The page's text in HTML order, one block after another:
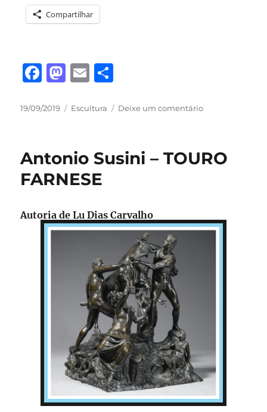
Compartilhar
F
c
b
o
o
k
M
st
d
o
n
E
ai a
Publicado
19/09/2019 Categorias
Escultura Deixe um comentárioem
SÁTIRO
Antonio Susini – TOURO
FARNESE
Autoria de Lu Dias Carvalho